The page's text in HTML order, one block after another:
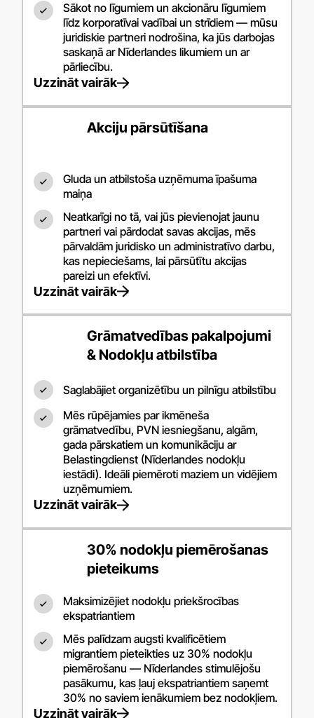
Sākot no līgumiem un akcionāru līgumiem
līdz korporatīvai vadībai un strīdiem — mūsu
juridiskie partneri nodrošina, ka jūs darbojas
saskaņā ar Nīderlandes likumiem un ar
pārliecību.
Uzzināt vairāk
Akciju pārsūtīšana
Gluda un atbilstoša uzņēmuma īpašuma
maiņa
Neatkarīgi no tā, vai jūs pievienojat jaunu
partneri vai pārdodat savas akcijas, mēs
pārvaldām juridisko un administratīvo darbu,
kas nepieciešams, lai pārsūtītu akcijas
pareizi un efektīvi.
Uzzināt vairāk
Grāmatvedības pakalpojumi
& Nodokļu atbilstība
Saglabājiet organizētību un pilnīgu atbilstību
Mēs rūpējamies par ikmēneša
grāmatvedību, PVN iesniegšanu, algām,
gada pārskatiem un komunikāciju ar
Belastingdienst (Nīderlandes nodokļu
iestādi). Ideāli piemēroti maziem un vidējiem
uzņēmumiem.
Uzzināt vairāk
30% nodokļu piemērošanas
pieteikums
Maksimizējiet nodokļu priekšrocības
ekspatriantiem
Mēs palīdzam augsti kvalificētiem
migrantiem pieteikties uz 30% nodokļu
piemērošanu — Nīderlandes stimulējošu
pasākumu, kas ļauj ekspatriantiem saņemt
30% no saviem ienākumiem bez nodokļiem.
Uzzināt vairāk